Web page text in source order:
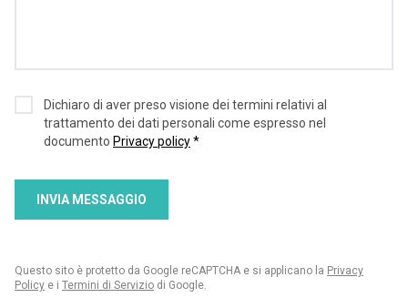
Dichiaro di aver preso visione dei termini relativi al
trattamento dei dati personali come espresso nel
documento Privacy policy*
INVIA MESSAGGIO
Questo sito è protetto da Google reCAPTCHA e si applicano la Privacy
Policy e i Termini di Servizio di Google.